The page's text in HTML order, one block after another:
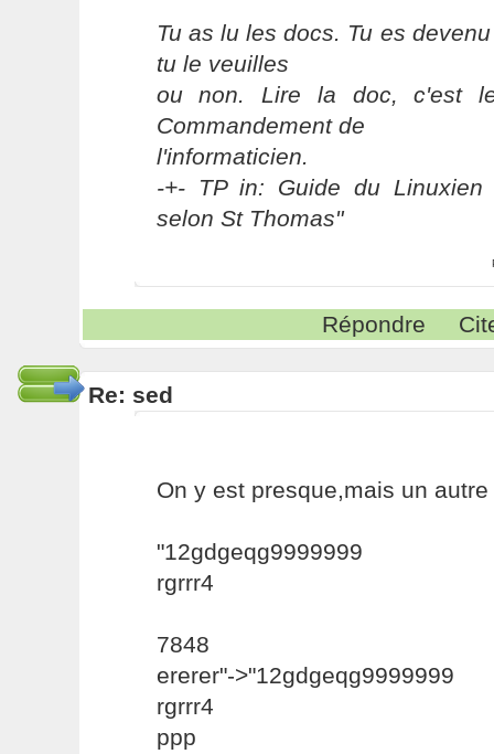
Tu as lu les docs. Tu es
tu le veuilles
ou non. Lire la doc, c'est
Commandement de
l'informaticien.
-+- TP in: Guide du Linuxien
selon St Thomas"
Répondre
Re: sed
On y est presque,mais un
"12gdgeqg9999999
rgrrr4
7848
ererer"->"12gdgeqg9999999
rgrrr4
ppp